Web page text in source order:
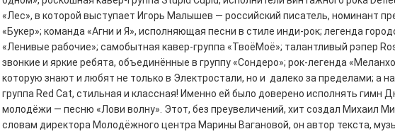
Родины — одно на всех
«Палитра героизма» — новый масштабный проект,
электростальцев приглашает к себе
зал им. Олега Коняшина.
«Лес», в которой выступает Игорь Малышев — российский писатель, номинант
«Букер»; команда «Агни и Я», исполняющая песни в стиле инди-рок; легенда
«Ленивые рабочие»; самобытная кавер-группа «ТвоёМоё»; талантливый рэпер
звонкие и яркие ребята, объединённые в группу «Сондеро»; рок-легенда
которую знают и любят не только в Электростали, но и далеко за пределами; а
группа Red Cat, стильная и классная! Именно ей было доверено исполнять гимн
молодёжи — песню «Лови волну». Этот, без преувеличений, хит создал Михаил
словам директора Молодёжного центра Марины Вагановой, он автор текста,